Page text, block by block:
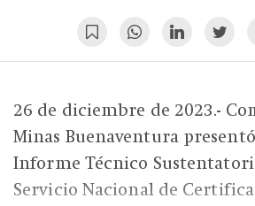
Legal y Política
26 de diciembre de 2023.-
Minas Buenaventura
Informe Técnico
Servicio Nacional de